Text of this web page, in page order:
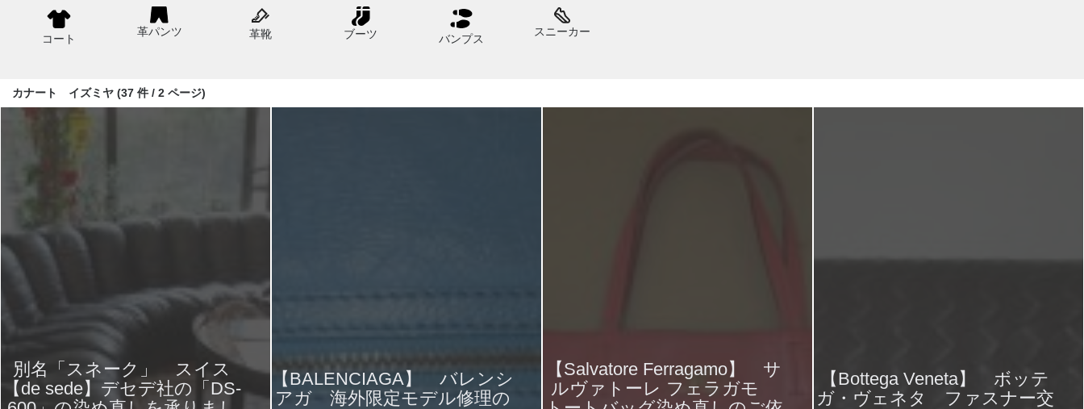
コート
革パンツ 革靴 ブーツ バンプス
スニーカー
カナート イズミヤ (37 件 / 2 ページ)
別名「スネーク」 スイス
【de sede】デセデ社の「DS-
【BALENCIAGA】 バレンシ
アガ 海外限定モデル修理の
【Salvatore Ferragamo】 サ
ルヴァトーレ フェラガモ
【Bottega Veneta】 ボッテ
ガ・ヴェネタ ファスナー交